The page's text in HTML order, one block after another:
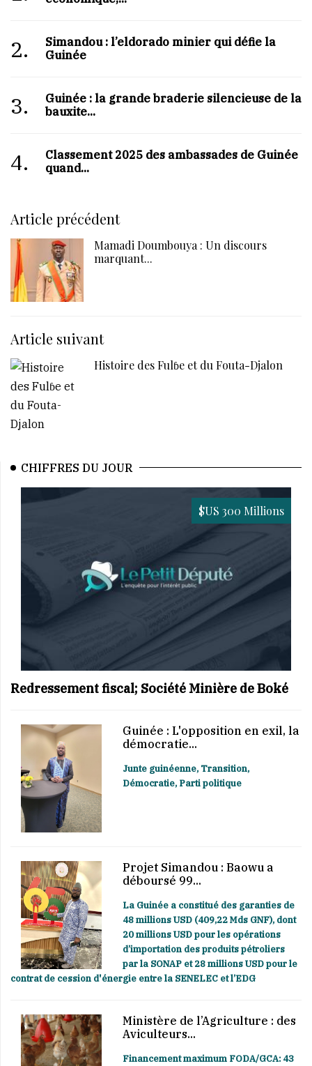
2.
Simandou : l’eldorado minier qui défie la
Guinée
3.
Guinée : la grande braderie silencieuse de la
bauxite...
4.
Classement 2025 des ambassades de Guinée :
quand...
Article précédent
Mamadi Doumbouya : Un discours
marquant...
Article suivant
Histoire des Fulɓe et du Fouta-Djalon
CHIFFRES DU JOUR
$US 300 Millions
Redressement fiscal; Société Minière de Boké
Guinée : L'opposition en exil, la
démocratie...
Junte guinéenne, Transition,
Démocratie, Parti politique
Projet Simandou : Baowu a
déboursé 99...
La Guinée a constitué des garanties de
48 millions USD (409,22 Mds GNF), dont
20 millions USD pour les opérations
d’importation des produits pétroliers
par la SONAP et 28 millions USD pour le
contrat de cession d'énergie entre la SENELEC et l’EDG
Ministère de l’Agriculture : des
Aviculteurs...
Financement maximum FODA/GCA: 43